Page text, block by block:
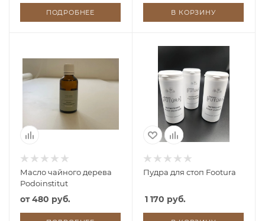
ПОДРОБНЕЕ В КОРЗИНУ
Масло чайного дерева
Podoinstitut
от480 руб.
Пудра для стоп Footura
1 170 руб.